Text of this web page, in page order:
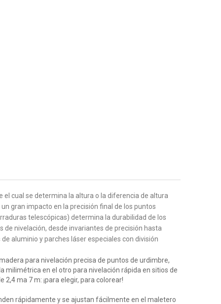
cual se determina la altura o la diferencia de altura
gran impacto en la precisión final de los puntos
telescópicas) determina la durabilidad de los
nivelación, desde invariantes de precisión hasta
aluminio y parches láser especiales con división
para nivelación precisa de puntos de urdimbre,
milimétrica en el otro para nivelación rápida en sitios de
ma 7 m: ¡para elegir, para colorear!
rápidamente y se ajustan fácilmente en el maletero